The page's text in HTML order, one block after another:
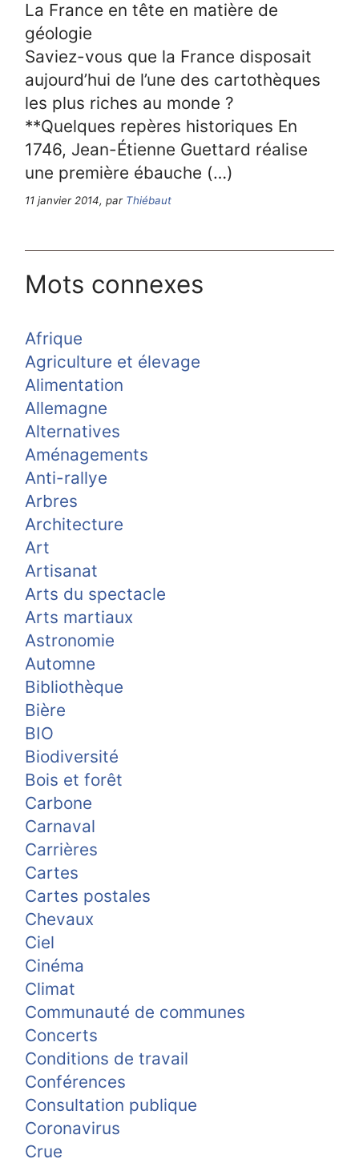
La France en tête en matière de
géologie
Saviez-vous que la France disposait
aujourd’hui de l’une des cartothèques
les plus riches au monde ?
**Quelques repères historiques En
1746, Jean-Étienne Guettard réalise
une première ébauche (…)
11 janvier 2014, par Thiébaut
Mots connexes
Afrique
Agriculture et élevage
Alimentation
Allemagne
Alternatives
Aménagements
Anti-rallye
Arbres
Architecture
Art
Artisanat
Arts du spectacle
Arts martiaux
Astronomie
Automne
Bibliothèque
Bière
BIO
Biodiversité
Bois et forêt
Carbone
Carnaval
Carrières
Cartes
Cartes postales
Chevaux
Ciel
Cinéma
Climat
Communauté de communes
Concerts
Conditions de travail
Conférences
Consultation publique
Coronavirus
Crue